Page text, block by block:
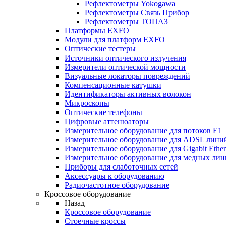
Рефлектометры Yokogawa
Рефлектометры Связь Прибор
Рефлектометры ТОПАЗ
Платформы EXFO
Модули для платформ EXFO
Оптические тестеры
Источники оптического излучения
Измерители оптической мощности
Визуальные локаторы повреждений
Компенсационные катушки
Идентификаторы активных волокон
Микроскопы
Оптические телефоны
Цифровые аттенюаторы
Измерительное оборудование для потоков Е1
Измерительное оборудование для ADSL
Измерительное оборудование для Gigabit
Измерительное оборудование для медных
Приборы для слаботочных сетей
Аксессуары к оборудованию
Радиочастотное оборудование
Кроссовое оборудование
Назад
Кроссовое оборудование
Стоечные кроссы